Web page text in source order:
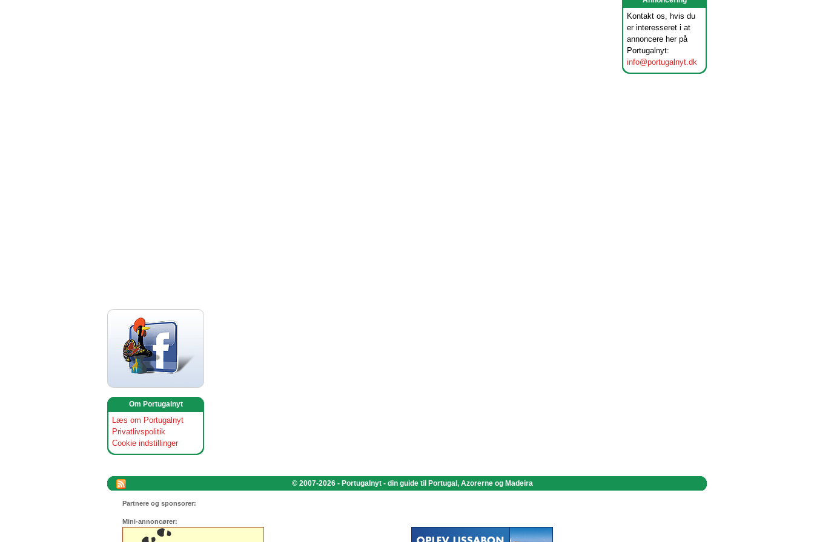
Kontakt os, hvis du
er interesseret i at
annoncere her på
Portugalnyt:
info@portugalnyt.dk
Om Portugalnyt
Læs om Portugalnyt
Privatlivspolitik
Cookie indstillinger
© 2007-2026 - Portugalnyt - din guide til Portugal, Azorerne og Madeira
Partnere og sponsorer:
Mini-annoncører: